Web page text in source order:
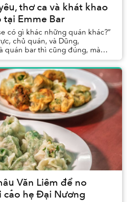
thơ ca và khát khao
Emme Bar
có gì khác những quán khác?”
chủ quán, và Dũng,
quán bar thì cũng đúng, mà
gặng hỏi về những lớp lang...
Văn Liêm để no
hẹ Đại Nương